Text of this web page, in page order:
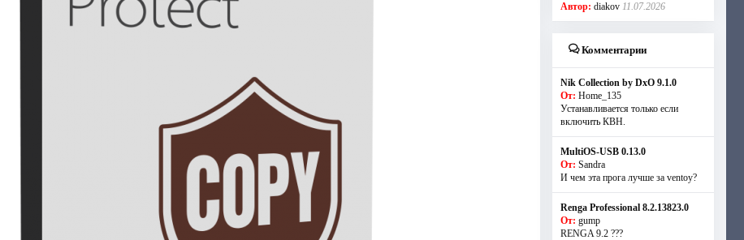
Автор: diakov 11.07.2026
Комментарии
Nik Collection by DxO 9.1.0
От: Home_135
Устанавливается только если
включить КВН.
MultiOS-USB 0.13.0
От: Sandra
И чем эта прога лучше за ventoy?
Renga Professional 8.2.13823.0
От: gump
RENGA 9.2 ???